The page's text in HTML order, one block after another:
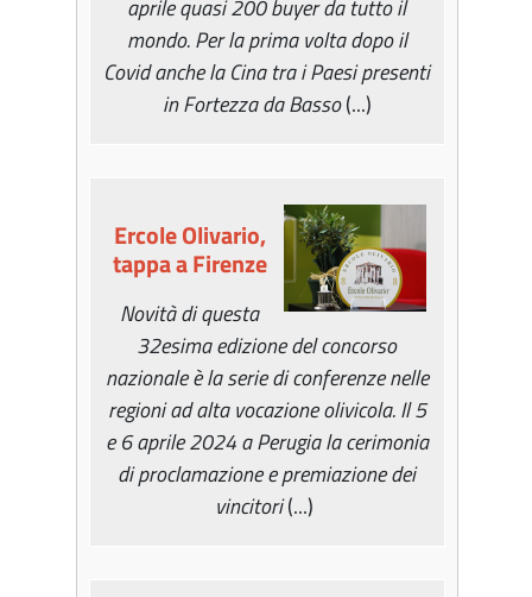
aprile quasi 200 buyer da tutto il
mondo. Per la prima volta dopo il
Covid anche la Cina tra i Paesi presenti
in Fortezza da Basso(...)
Ercole Olivario,
tappa a Firenze
Novità di questa
32esima edizione del concorso
nazionale è la serie di conferenze nelle
regioni ad alta vocazione olivicola. Il 5
e 6 aprile 2024 a Perugia la cerimonia
di proclamazione e premiazione dei
vincitori(...)